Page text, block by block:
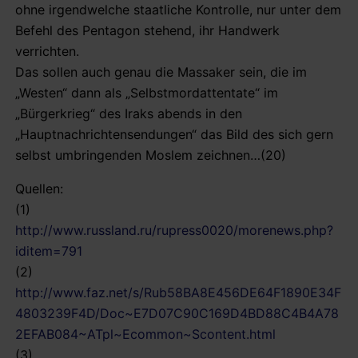
ohne irgendwelche staatliche Kontrolle, nur unter dem
Befehl des Pentagon stehend, ihr Handwerk
verrichten.
Das sollen auch genau die Massaker sein, die im
„Westen“ dann als „Selbstmordattentate“ im
„Bürgerkrieg“ des Iraks abends in den
„Hauptnachrichtensendungen“ das Bild des sich gern
selbst umbringenden Moslem zeichnen…(20)
Quellen:
(1)
http://www.russland.ru/rupress0020/morenews.php?
iditem=791
(2)
http://www.faz.net/s/Rub58BA8E456DE64F1890E34F
4803239F4D/Doc~E7D07C90C169D4BD88C4B4A78
2EFAB084~ATpl~Ecommon~Scontent.html
(3)